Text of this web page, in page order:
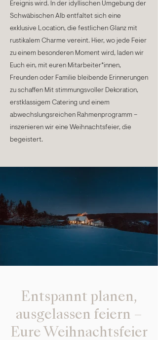
Ereignis wird. In der idyllischen Umgebung der
Schwäbischen Alb entfaltet sich eine
exklusive Location, die festlichen Glanz mit
rustikalem Charme vereint. Hier, wo jede Feier
zu einem besonderen Moment wird, laden wir
Euch ein, mit euren Mitarbeiter*innen,
Freunden oder Familie bleibende Erinnerungen
zu schaffen Mit stimmungsvoller Dekoration,
erstklassigem Catering und einem
abwechslungsreichen Rahmenprogramm –
inszenieren wir eine Weihnachtsfeier, die
begeistert.
Entspannt planen,
ausgelassen feiern –
Eure Weihnachtsfeier